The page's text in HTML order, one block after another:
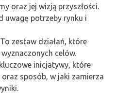
oraz jej wizją przyszłości.
uwagę potrzeby rynku i
zestaw działań, które
celów.
inicjatywy, które
sposób, w jaki zamierza